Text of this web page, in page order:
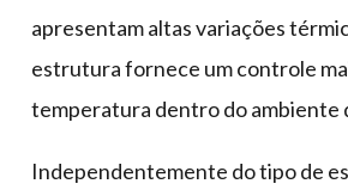
apresentam altas variações
estrutura fornece um controle
temperatura dentro do ambiente
Independentemente do tipo de